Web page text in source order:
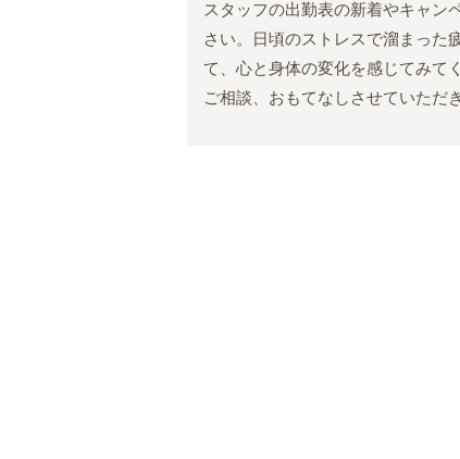
スタッフの出勤表の新着やキャン
さい。日頃のストレスで溜まった
て、心と身体の変化を感じてみて
ご相談、おもてなしさせていただ